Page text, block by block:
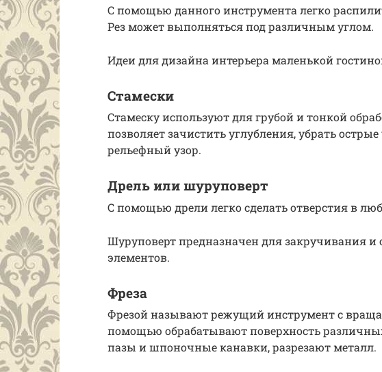
С помощью данного инструмента легко
Рез может выполняться под различным углом.
Идеи для дизайна интерьера маленькой
Стамески
Стамеску используют для грубой и тонкой
позволяет зачистить углубления, убрать
рельефный узор.
Дрель или шуруповерт
С помощью дрели легко сделать отверстия в
Шуруповерт предназначен для закручивания
элементов.
Фреза
Фрезой называют режущий инструмент с
помощью обрабатывают поверхность
пазы и шпоночные канавки, разрезают металл.